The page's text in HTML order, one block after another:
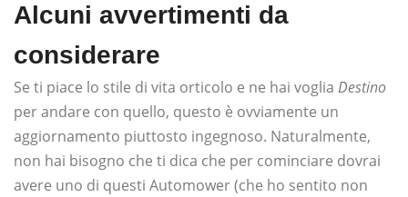
Alcuni avvertimenti da
considerare
Se ti piace lo stile di vita orticolo e ne hai voglia Destino
per andare con quello, questo è ovviamente un
aggiornamento piuttosto ingegnoso. Naturalmente,
non hai bisogno che ti dica che per cominciare dovrai
avere uno di questi Automower (che ho sentito non